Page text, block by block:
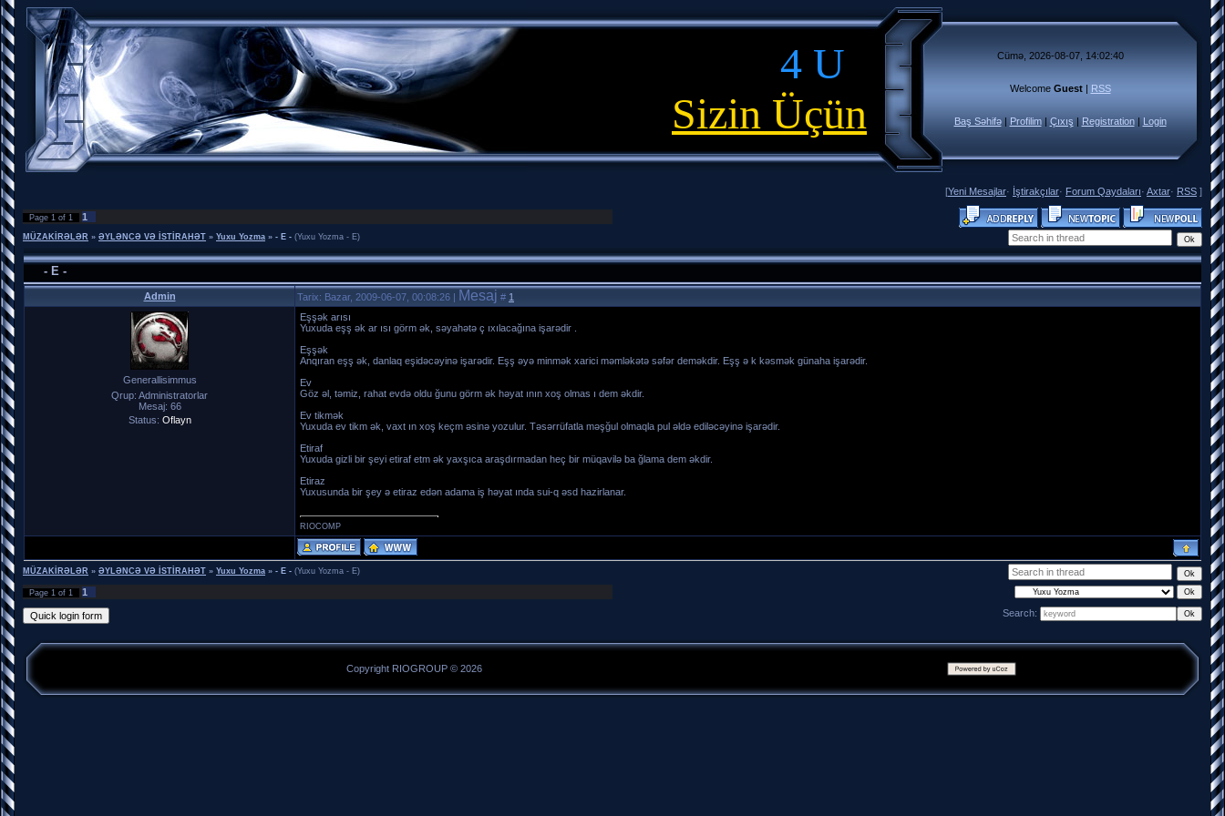
4 U
Sizin Üçün
Cümə, 2026-08-07, 14:02:40
Welcome Guest| RSS
Baş Səhifə| Profilim| Çıxış | Registration| Login
[Yeni Mesajlar· İştirakçılar· Forum Qaydaları· Axtar· RSS ]
Page 1 of 1 1
MÜZAKİRƏLƏR » ƏYLƏNCƏ VƏ İSTİRAHƏT » Yuxu Yozma » - E - (Yuxu Yozma - E)
- E -
Admin Tarix: Bazar, 2009-06-07, 00:08:26 | Mesaj # 1
Generallisimmus
Qrup: Administratorlar
Mesaj: 66
Status: Oflayn
Eşşək arısı
Yuxuda eşş ək ar ısı görm ək, səyahətə ç ıxılacağına işarədir .
Eşşək
Anqıran eşş ək, danlaq eşidəcəyinə işarədir. Eşş əyə minmək xarici məmləkətə səfər deməkdir. Eşş ə k kəsmək günaha işarədir.
Ev
Göz əl, təmiz, rahat evdə oldu ğunu görm ək həyat ının xoş olmas ı dem əkdir.
Ev tikmək
Yuxuda ev tikm ək, vaxt ın xoş keçm əsinə yozulur. Təsərrüfatla məşğul olmaqla pul əldə ediləcəyinə işarədir.
Etiraf
Yuxuda gizli bir şeyi etiraf etm ək yaxşıca araşdırmadan heç bir müqavilə ba ğlama dem əkdir.
Etiraz
Yuxusunda bir şey ə etiraz edən adama iş həyat ında sui-q əsd hazirlanar.
RIOCOMP
MÜZAKİRƏLƏR » ƏYLƏNCƏ VƏ İSTİRAHƏT » Yuxu Yozma » - E - (Yuxu Yozma - E)
Page 1 of 1
1
Search:
Copyright RIOGROUP © 2026